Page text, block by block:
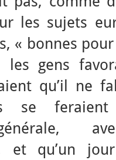
les sujets
« bonnes pour
les gens
qu’il ne
se feraient
générale,
et qu’un